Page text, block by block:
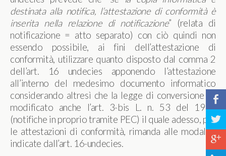
destinata alla notifica, l’attestazione di conformità è
inserita nella relazione di notificazione” (relata di
notificazione = atto separato) con ciò quindi non
essendo possibile, ai fini dell’attestazione di
conformità, utilizzare quanto disposto dal comma 2
dell’art. 16 undecies apponendo l’attestazione
all’interno del medesimo documento informatico
considerando altresì che la legge di conversione ha
modificato anche l’art. 3-bis L. n. 53 del 1994
(notifiche in proprio tramite PEC) il quale adesso, per
le attestazioni di conformità, rimanda alle modalità
indicate dall’art. 16-undecies.
b
a
c